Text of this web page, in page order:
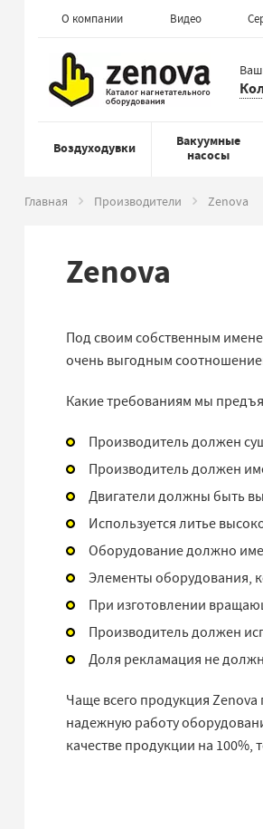
О компании Видео
Воздуходувки
Вакуумные
насосы
Главная Производители Zenova
Zenova
Под своим собственным
очень выгодным
Какие требованиям мы
Производитель должен
Производитель должен
Двигатели должны быть
Используется литье
Оборудование должно
Элементы оборудования,
При изготовлении
Производитель должен
Доля рекламация не
Чаще всего продукция
надежную работу
качестве продукции на